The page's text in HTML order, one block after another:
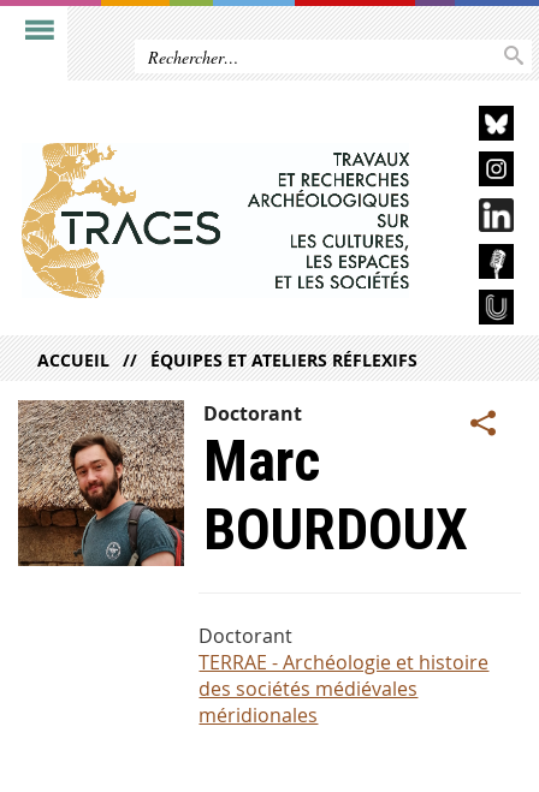
ACCUEIL ÉQUIPES ET ATELIERS RÉFLEXIFS
Doctorant
Marc
BOURDOUX
Doctorant
TERRAE - Archéologie et histoire
des sociétés médiévales
méridionales